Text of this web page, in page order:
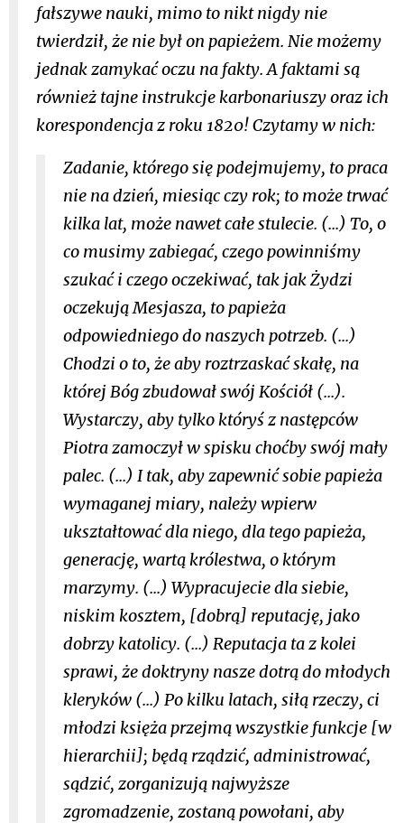
fałszywe nauki, mimo to nikt nigdy nie
twierdził, że nie był on papieżem. Nie możemy
jednak zamykać oczu na fakty. A faktami są
również tajne instrukcje karbonariuszy oraz ich
korespondencja z roku 1820! Czytamy w nich:
Zadanie, którego się podejmujemy, to praca
nie na dzień, miesiąc czy rok; to może trwać
kilka lat, może nawet całe stulecie. (...) To, o
co musimy zabiegać, czego powinniśmy
szukać i czego oczekiwać, tak jak Żydzi
oczekują Mesjasza, to papieża
odpowiedniego do naszych potrzeb. (...)
Chodzi o to, że aby roztrzaskać skałę, na
której Bóg zbudował swój Kościół (...).
Wystarczy, aby tylko któryś z następców
Piotra zamoczył w spisku choćby swój mały
palec. (...) I tak, aby zapewnić sobie papieża
wymaganej miary, należy wpierw
ukształtować dla niego, dla tego papieża,
generację, wartą królestwa, o którym
marzymy. (...) Wypracujecie dla siebie,
niskim kosztem, [dobrą] reputację, jako
dobrzy katolicy. (...) Reputacja ta z kolei
sprawi, że doktryny nasze dotrą do młodych
kleryków (...) Po kilku latach, siłą rzeczy, ci
młodzi księża przejmą wszystkie funkcje [w
hierarchii]; będą rządzić, administrować,
sądzić, zorganizują najwyższe
zgromadzenie, zostaną powołani, aby